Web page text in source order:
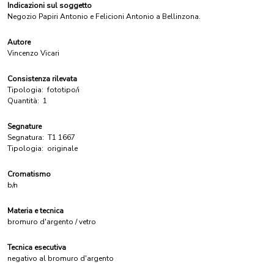
Indicazioni sul soggetto
Negozio Papiri Antonio e Felicioni Antonio a Bellinzona.
Autore
Vincenzo Vicari
Consistenza rilevata
Tipologia: fototipo/i
Quantità: 1
Segnature
Segnatura: T1 1667
Tipologia: originale
Cromatismo
b/n
Materia e tecnica
bromuro d'argento / vetro
Tecnica esecutiva
negativo al bromuro d'argento